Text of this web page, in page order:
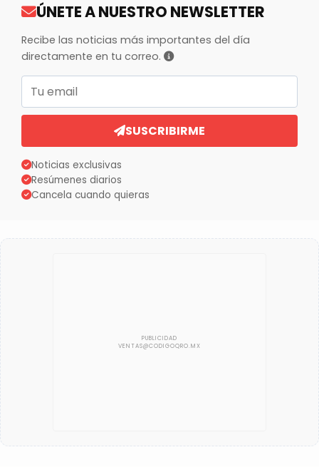
ÚNETE A NUESTRO NEWSLETTER
Recibe las noticias más importantes del día
directamente en tu correo.
Correo electrónico
SUSCRIBIRME
Noticias exclusivas
Resúmenes diarios
Cancela cuando quieras